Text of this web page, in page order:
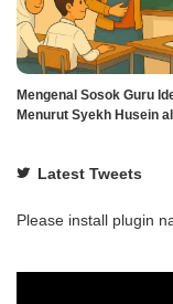
Mengenal Sosok Guru
Menurut Syekh Husein
Latest Tweets
Please install plugin